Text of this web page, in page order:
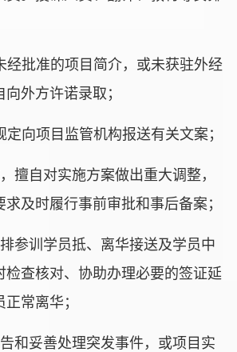
经批准的项目简介，或未获驻外经
外方许诺录取；
定向项目监管机构报送有关文案；
擅自对实施方案做出重大调整，
及时履行事前审批和事后备案；
参训学员抵、离华接送及学员中
检查核对、协助办理必要的签证延
常离华；
和妥善处理突发事件，或项目实